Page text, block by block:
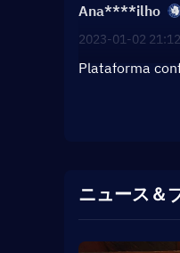
Ana****ilho
2023-01-02
Plataforma
ニュース＆